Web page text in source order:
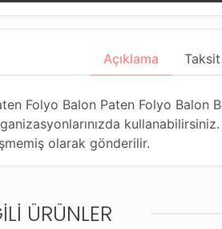
Açıklama
Folyo Balon Paten Folyo Balon
kullanabilirsiniz.
olarak gönderilir.
ÜRÜNLER